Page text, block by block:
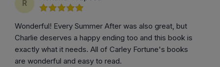
R
Wonderful! Every Summer After was also great, but
Charlie deserves a happy ending too and this book is
exactly what it needs. All of Carley Fortune's books
are wonderful and easy to read.